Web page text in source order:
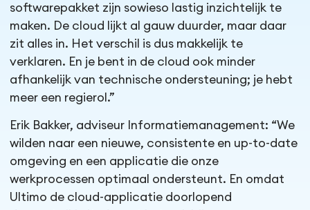
softwarepakket zijn sowieso lastig inzichtelijk te
maken. De cloud lijkt al gauw duurder, maar daar
zit alles in. Het verschil is dus makkelijk te
verklaren. En je bent in de cloud ook minder
afhankelijk van technische ondersteuning; je hebt
meer een regierol.”
Erik Bakker, adviseur Informatiemanagement: “We
wilden naar een nieuwe, consistente en up-to-date
omgeving en een applicatie die onze
werkprocessen optimaal ondersteunt. En omdat
Ultimo de cloud-applicatie doorlopend